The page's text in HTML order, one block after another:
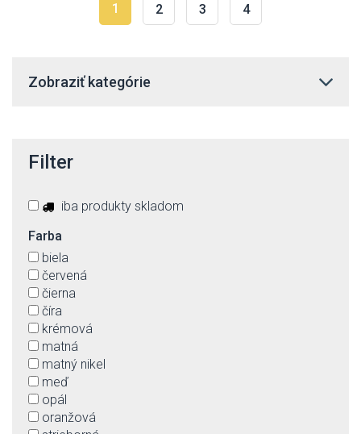
1 2 3 4
Zobraziť kategórie
Filter
iba produkty skladom
Farba
biela
červená
čierna
číra
krémová
matná
matný nikel
meď
opál
oranžová